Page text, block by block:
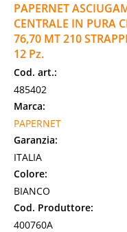
PAPERNET
CENTRALE IN PURA
76,70 MT 210
12 Pz.
Cod. art.:
485402
Marca:
PAPERNET
Garanzia:
ITALIA
Colore:
BIANCO
Cod. Produttore:
400760A